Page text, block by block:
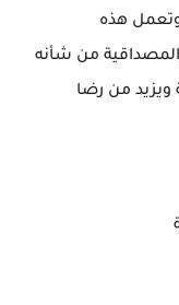
هذه
من شأنه
ويزيد من رضا